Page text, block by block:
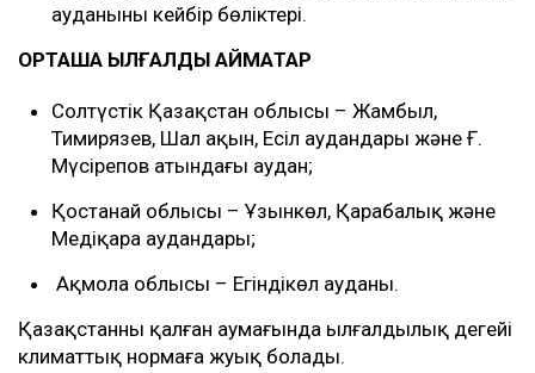
ауданының кейбір бөліктері.
ОРТАША ЫЛҒАЛДЫ АЙМАҚТАР
Солтүстік Қазақстан облысы – Жамбыл,
Тимирязев, Шал ақын, Есіл аудандары және Ғ.
Мүсірепов атындағы аудан;
Қостанай облысы – Ұзынкөл, Қарабалық және
Меңдіқара аудандары;
Ақмола облысы – Егіндікөл ауданы.
Қазақстанның қалған аумағында ылғалдылық деңгейі
климаттық нормаға жуық болады.